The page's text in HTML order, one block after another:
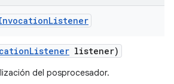
Listener
Listener listener)
del posprocesador.